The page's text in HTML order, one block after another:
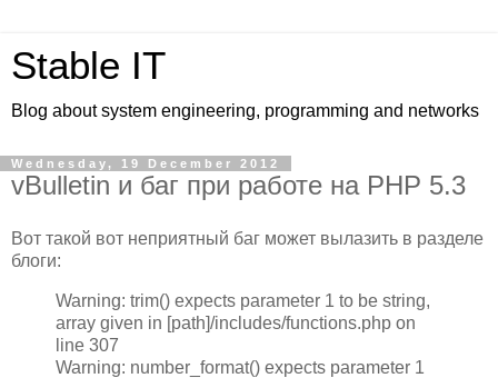
Stable IT
Blog about system engineering, programming and networks
Wednesday, 19 December 2012
vBulletin и баг при работе на PHP 5.3
Вот такой вот неприятный баг может вылазить в разделе
блоги:
Warning: trim() expects parameter 1 to be string,
array given in [path]/includes/functions.php on
line 307
Warning: number_format() expects parameter 1